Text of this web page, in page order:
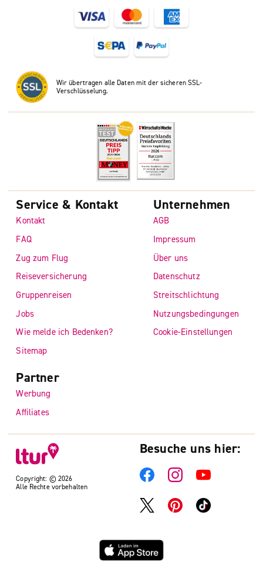
Wir übertragen alle Daten mit der sicheren SSL-
Verschlüsselung.
Copyright: © 2026
Alle Rechte vorbehalten
Service & Kontakt
Kontakt
FAQ
Zug zum Flug
Reiseversicherung
Gruppenreisen
Jobs
Wie melde ich Bedenken?
Sitemap
Unternehmen
AGB
Impressum
Über uns
Datenschutz
Streitschlichtung
Nutzungsbedingungen
Cookie-Einstellungen
Partner
Werbung
Affiliates
Besuche uns hier: